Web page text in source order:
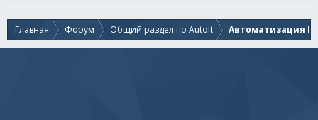
Главная Форум Общий раздел по AutoIt Автоматизация